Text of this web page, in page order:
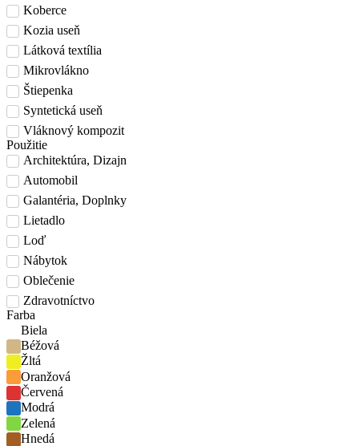
Koberce
Kozia useň
Látková textília
Mikrovlákno
Štiepenka
Syntetická useň
Vláknový kompozit
Použitie
Architektúra, Dizajn
Automobil
Galantéria, Doplnky
Lietadlo
Loď
Nábytok
Oblečenie
Zdravotníctvo
Farba
Biela
Béžová
Žltá
Oranžová
Červená
Modrá
Zelená
Hnedá